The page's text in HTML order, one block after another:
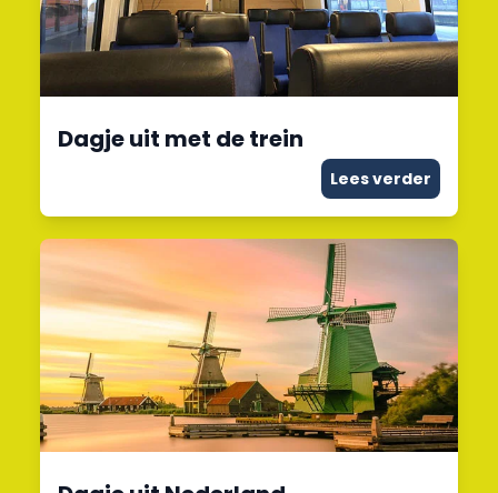
Dagje uit met de trein
Lees verder